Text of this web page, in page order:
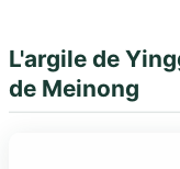
L'argile de
de Meinong